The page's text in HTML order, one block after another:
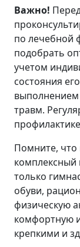
Важно!
по лечебной
подобрать
учетом
состояния
травм.
Помните, что
только
обуви,
физическую
комфортную
крепкими и